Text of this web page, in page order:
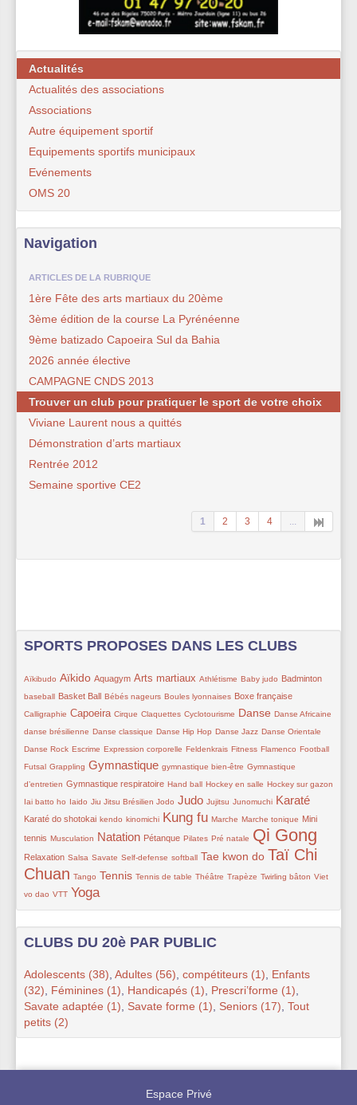
Actualités
Actualités des associations
Associations
Autre équipement sportif
Equipements sportifs municipaux
Evénements
OMS 20
Navigation
ARTICLES DE LA RUBRIQUE
1ère Fête des arts martiaux du 20ème
3ème édition de la course La Pyrénéenne
9ème batizado Capoeira Sul da Bahia
2026 année élective
CAMPAGNE CNDS 2013
Trouver un club pour pratiquer le sport de votre choix
Viviane Laurent nous a quittés
Démonstration d’arts martiaux
Rentrée 2012
Semaine sportive CE2
1 2 3 4
SPORTS PROPOSES DANS LES CLUBS
7/309
Aïkibudo
142/309Aïkido
105/309 Aquagym
111/309 Arts martiaux
30/309 Athlétisme
59/309 Baby judo
102/309 Badminton
27/309
baseball
78/309 Basket Ball
39/309 Bébés nageurs
63/309 Boules lyonnaises
85/309 Boxe française
25/309
Calligraphie
120/309 Capoeira
35/309 Cirque
11/309 Claquettes
16/309 Cyclotourisme
151/309 Danse
59/309 Danse Africaine
48/309
danse brésilienne
41/309 Danse classique
50/309 Danse Hip Hop
11/309 Danse Jazz
11/309 Danse Orientale
11/309
Danse Rock
29/309 Escrime
41/309 Expression corporelle
19/309 Feldenkrais
8/309 Fitness
11/309 Flamenco
41/309 Football
49/309
Futsal
50/309Grappling
186/309 Gymnastique
22/309 gymnastique bien-être
41/309
Gymnastique
d’entretien
75/309 Gymnastique respiratoire
35/309 Hand ball
33/309 Hockey en salle
33/309 Hockey sur gazon
12/309
Iai batto ho
52/309 Iaido
50/309 Jiu Jitsu Brésilien
22/309 Jodo
168/309 Judo
47/309 Jujitsu
25/309 Junomuchi
178/309 Karaté
100/309
Karaté do shotokai
25/309 kendo
25/309 kinomichi
198/309 Kung fu
16/309 Marche
22/309 Marche tonique
88/309
Mini
tennis
31/309Musculation
171/309 Natation
79/309 Pétanque
19/309 Pilates
39/309 Pré natale
309/309 Qi Gong
69/309
Relaxation
11/309 Salsa
11/309 Savate
30/309 Self-defense
27/309 softball
153/309 Tae kwon do
252/309
Taï Chi
Chuan
11/309 Tango
165/309 Tennis
19/309 Tennis de table
41/309 Théâtre
13/309 Trapèze
29/309 Twirling bâton
27/309
Viet
vo dao
16/309VTT
212/309 Yoga
CLUBS DU 20è PAR PUBLIC
Adolescents (38) Adultes (56) compétiteurs (1)
Enfants
(32)
Féminines (1) Handicapés (1) Prescri’forme (1)
Savate adaptée (1)
Savate forme (1) Seniors (17) Tout
petits (2)
Espace Privé